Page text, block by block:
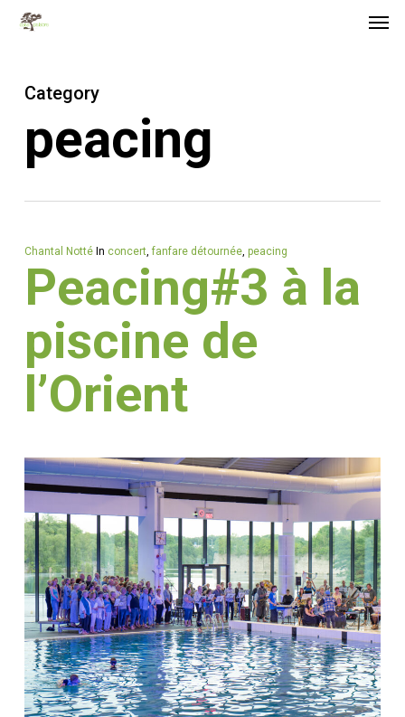
Skip
contentCategory
peacing
Chantal Notté In concert,fanfare détournée, peacing
Peacing#3 à la
piscine de
l’Orient
Menu